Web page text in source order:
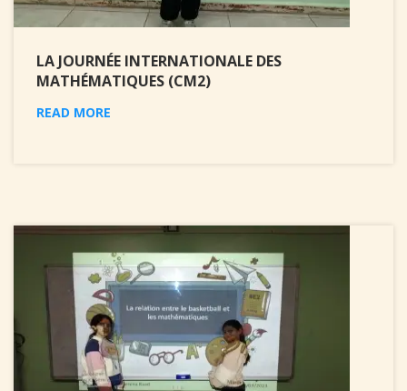
LA JOURNÉE INTERNATIONALE DES
MATHÉMATIQUES (CM2)
READ MORE